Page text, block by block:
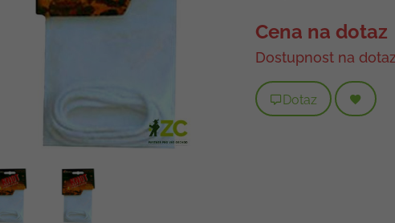
Cena na dotaz
Dostupnost na dotaz
Dotaz